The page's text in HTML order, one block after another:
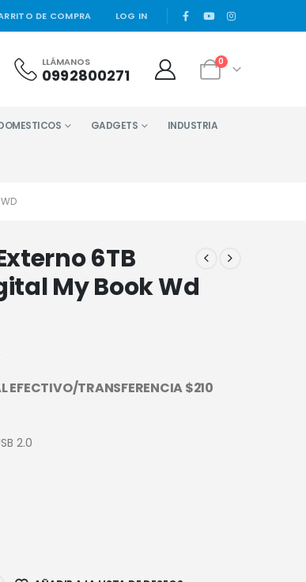
DE COMPRA LOG IN |
LLÁMANOS
0992800271
0
GADGETS INDUSTRIA
6TB
My Book Wd
EFECTIVO/TRANSFERENCIA $210
2.0